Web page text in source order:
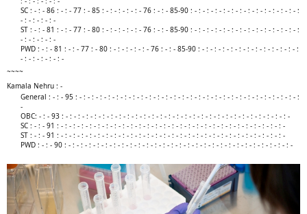
SC : - : - 86 : - : - 77 : - 85 : - : - : - : - : - 76 : - : - 85-90 : - : - : - : - : - : - : - : - : - : - : - : - : - :
- : - : - : - : -
ST : - : - 81 : - : - 77 : - 80 : - : - : - : - : - 76 : - : - 85-90 : - : - : - : - : - : - : - : - : - : - : - : - : - :
- : - : - : - : -
PWD : - : - 81 : - : - 77 : - 80 : - : - : - : - : - 76 : - : - 85-90 : - : - : - : - : - : - : - : - : - : - : - : - :
- : - : - : - : - : -​
~~~~
Kamala Nehru : -
General : - : - 95 : - : - : - : - : - : - : - : - : - : - : - : - : - : - : - : - : - : - : - : - : - : - : - : - : - : - : - :
-
OBC: - : - 93 : - : - : - : - : - : - : - : - : - : - : - : - : - : - : - : - : - : - : - : - : - : - : - : - : - : - : - : -
SC : - : - 91 : - : - : - : - : - : - : - : - : - : - : - : - : - : - : - : - : - : - : - : - : - : - : - : - : - : - : - : -
ST : - : - 91 : - : - : - : - : - : - : - : - : - : - : - : - : - : - : - : - : - : - : - : - : - : - : - : - : - : - : - : -
PWD : - : - 90 : - : - : - : - : - : - : - : - : - : - : - : - : - : - : - : - : - : - : - : - : - : - : - : - : - : - : - : -​